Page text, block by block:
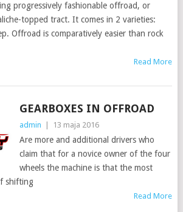
progressively fashionable offroad, or
topped tract. It comes in 2 varieties:
Offroad is comparatively easier than rock
Read More
GEARBOXES IN OFFROAD
admin 13 maja 2016
Are more and additional drivers who
claim that for a novice owner of the four
wheels the machine is that the most
shifting
Read More